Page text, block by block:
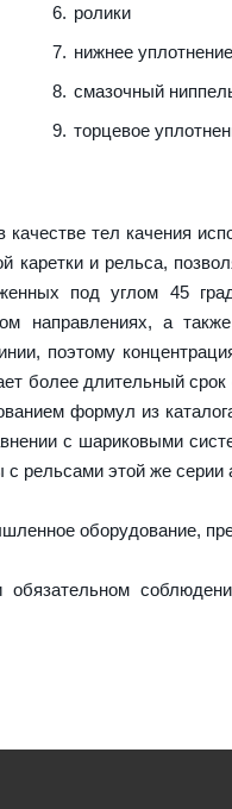
ролики
нижнее уплотнение
смазочный
торцевое
качестве тел качения
каретки и рельса,
под углом 45
направлениях, а
поэтому
более длительный
формул из
с шариковыми
рельсами этой же серии
оборудование,